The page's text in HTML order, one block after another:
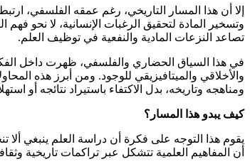
إلا أن هذا المسار التاريخي، رغم عمقه الفلسفي،
وتسخير المادة لتحقيق الرغبات الإنسانية، لا نحو
تصاعد النزعات المادية والنفعية في توظيف العلم.
في هذا السياق الحضاري والفلسفي، ظهرت داخل
والأخلاقي والميتافيزيقي للوجود. ومن أبرز هذه
ومناهجه وتاريخه، بدل الاكتفاء باستيراد نتائجه أو
كيف يبدو هذا المسار؟
يقوم هذا التوجه على فكرة أن دراسة العلم ينبغي ألا
أن المفاهيم العلمية تتشكل عبر تراكمات تاريخية